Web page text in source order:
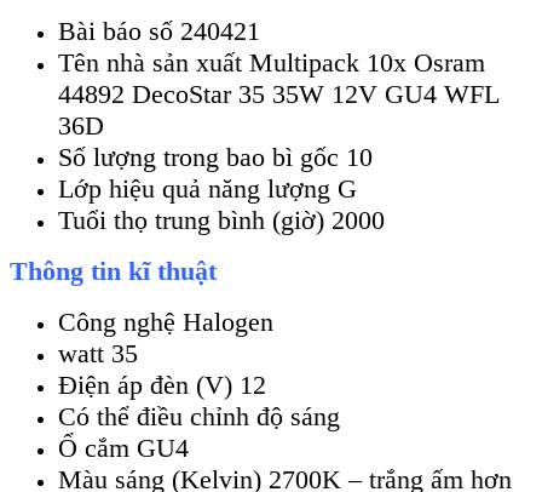
Bài báo số 240421
Tên nhà sản xuất Multipack 10x Osram
44892 DecoStar 35 35W 12V GU4 WFL
36D
Số lượng trong bao bì gốc 10
Lớp hiệu quả năng lượng G
Tuổi thọ trung bình (giờ) 2000
Thông tin kĩ thuật
Công nghệ Halogen
watt 35
Điện áp đèn (V) 12
Có thể điều chỉnh độ sáng
Ổ cắm GU4
Màu sáng (Kelvin) 2700K – trắng ấm hơn